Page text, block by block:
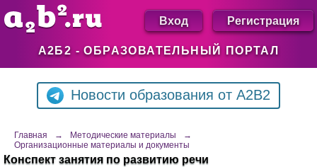
А2Б2 - ОБРАЗОВАТЕЛЬНЫЙ ПОРТАЛ
Вход Регистрация
Новости образования от A2B2
Главная → Методические материалы
→
Организационные материалы и документы
Конспект занятия по развитию речи